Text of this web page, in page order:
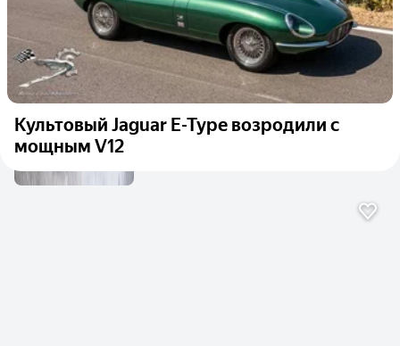
Культовый Jaguar E-Type возродили с
мощным V12